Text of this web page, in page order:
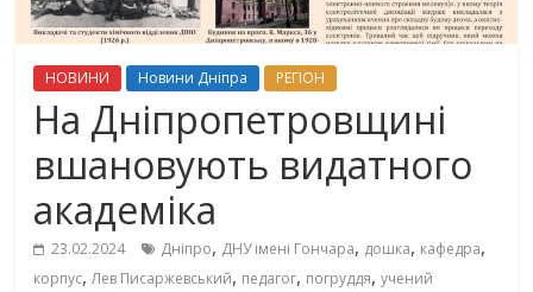
НОВИНИ Новини Дніпра РЕГІОН
На Дніпропетровщині
вшановують видатного
академіка
23.02.2024 Дніпро, ДНУ імені Гончара, дошка, кафедра,
корпус,Лев Писаржевський, педагог, погруддя,учений